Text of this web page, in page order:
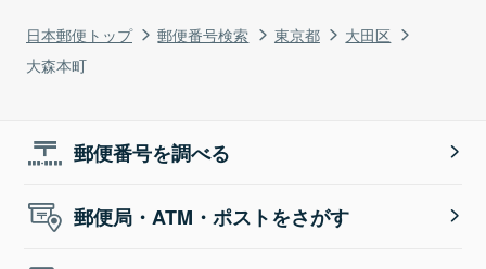
日本郵便トップ 郵便番号検索 東京都
大田区
大森本町
郵便番号を調べる
郵便局・ATM・ポストをさがす